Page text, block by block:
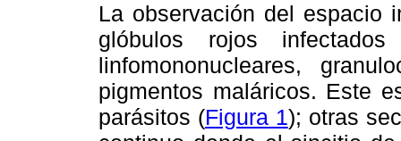
La observación del espacio
glóbulos rojos
linfomononucleares,
pigmentos maláricos. Este
parásitos (Figura 1); otras